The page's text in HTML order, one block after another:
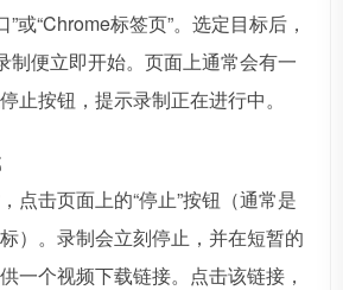
”或“Chrome标签页”。选定目标后，
制便立即开始。页面上通常会有一
止按钮，提示录制正在进行中。
点击页面上的“停止”按钮（通常是
）。录制会立刻停止，并在短暂的
一个视频下载链接。点击该链接，